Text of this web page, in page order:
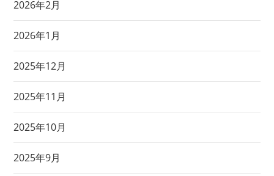
2026年2月
2026年1月
2025年12月
2025年11月
2025年10月
2025年9月